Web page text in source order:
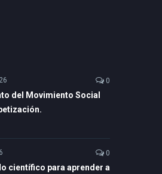
0
del Movimiento Social
0
científico para aprender a